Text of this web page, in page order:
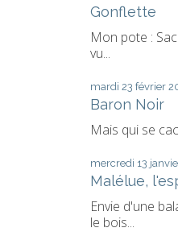
Gonflette
Mon pote :
vu...
mardi 23 février
Baron Noir
Mais qui se
mercredi 13
Malélue,
Envie d'une
le bois...